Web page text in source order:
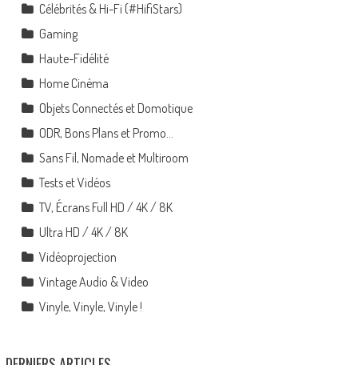
Célébrités & Hi-Fi (#HifiStars)
Gaming
Haute-Fidélité
Home Cinéma
Objets Connectés et Domotique
ODR, Bons Plans et Promo…
Sans Fil, Nomade et Multiroom
Tests et Vidéos
TV, Écrans Full HD / 4K / 8K
Ultra HD / 4K / 8K
Vidéoprojection
Vintage Audio & Video
Vinyle, Vinyle, Vinyle !